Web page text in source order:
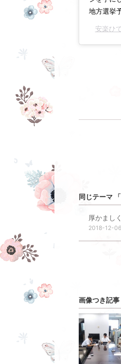
地方選挙
安楽ひ
同じテーマ 「
厚かまし
2018-12-06
画像つき記事